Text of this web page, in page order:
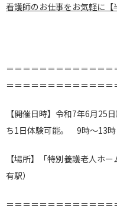
看護師のお仕事をお気軽に【
＝＝＝＝＝＝＝＝＝＝＝＝
＝＝＝＝＝＝＝＝＝＝＝＝＝
【開催日時】令和7年6月25
ち1日体験可能。 9時～13時
【場所】「特別養護老人ホ
有駅）
＝＝＝＝＝＝＝＝＝＝＝＝